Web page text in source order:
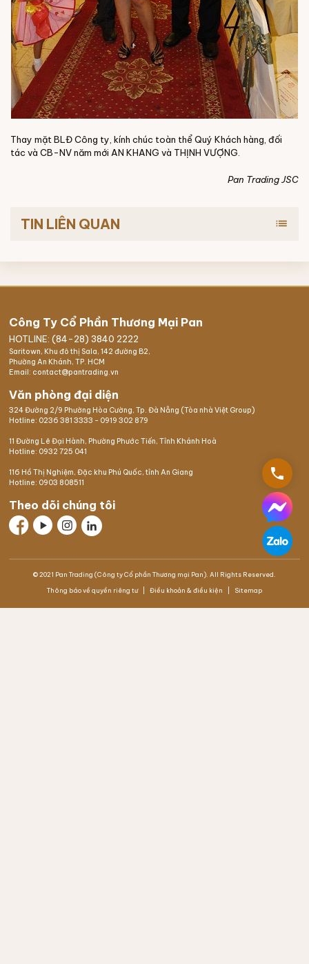
Thay mặt BLĐ Công ty, kính chúc toàn thể Quý Khách hàng, đối
tác và CB-NV năm mới AN KHANG và THỊNH VƯỢNG.
Pan Trading JSC
TIN LIÊN QUAN list
Công Ty Cổ Phần Thương Mại Pan
HOTLINE: (84-28) 3840 2222
Saritown, Khu đô thị Sala, 142 đường B2,
Phường An Khánh, TP. HCM
Email: contact@pantrading.vn
Văn phòng đại diện
324 Đường 2/9 Phường Hòa Cường, Tp. Đà Nẵng (Tòa nhà Việt Group)
Hotline: 0236 381 3333 - 0919 302 879
11 Đường Lê Đại Hành, Phường Phước Tiến, Tỉnh Khánh Hoà
Hotline: 0932 725 041
116 Hồ Thị Nghiệm, Đặc khu Phú Quốc, tỉnh An Giang
Hotline: 0903 808511
Theo dõi chúng tôi
© 2021 Pan Trading (Công ty Cổ phần Thương mại Pan). All Rights Reserved.
Thông báo về quyền riêng tư Điều khoản & điều kiện Sitemap
phone